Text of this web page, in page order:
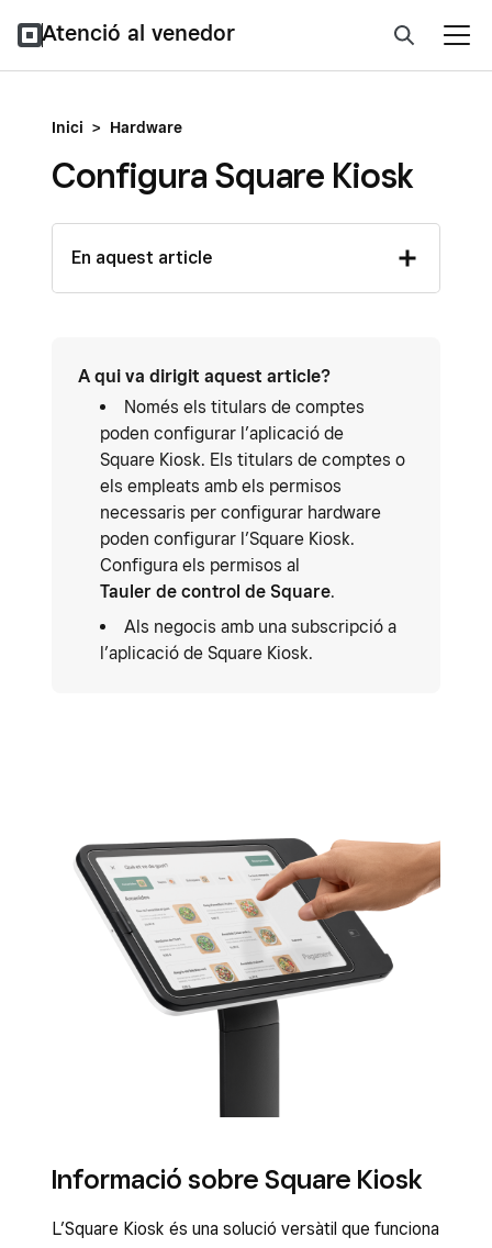
Atenció al venedor
Inici > Hardware
Configura Square Kiosk
En aquest article
A qui va dirigit aquest article?
Només els titulars de comptes
poden configurar l’aplicació de
Square Kiosk. Els titulars de comptes o
els empleats amb els permisos
necessaris per configurar hardware
poden configurar l’Square Kiosk.
Configura els permisos al
Tauler de control de Square.
Als negocis amb una subscripció a
l’aplicació de Square Kiosk.
Informació sobre Square Kiosk
L’Square Kiosk és una solució versàtil que funciona